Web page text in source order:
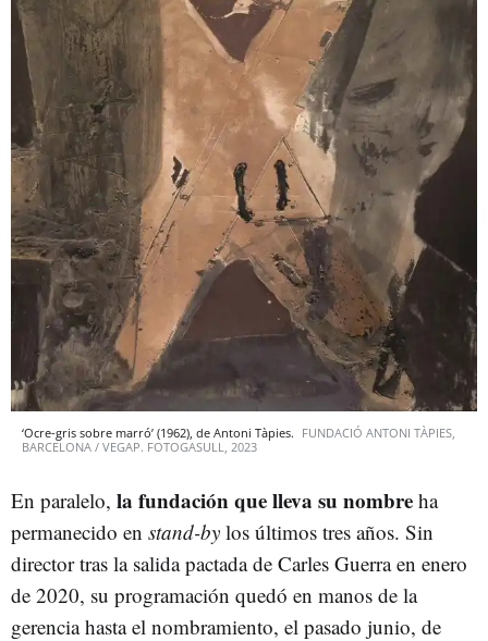
‘Ocre-gris sobre marró’ (1962), de Antoni Tàpies. FUNDACIÓ ANTONI TÀPIES,
BARCELONA / VEGAP. FOTOGASULL, 2023
En paralelo, la fundación que lleva su nombre ha
permanecido en stand-by los últimos tres años. Sin
director tras la salida pactada de Carles Guerra en enero
de 2020, su programación quedó en manos de la
gerencia hasta el nombramiento, el pasado junio, de